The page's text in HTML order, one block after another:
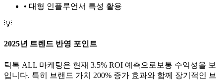
• 대형 인플루언서 특성 활용
💡
2025년 트렌드 반영 포인트
틱톡 ALL 마케팅은 현재 3.5% ROI 예측으로 보통 수익성을 보
입니다. 특히 브랜드 가치
200% 증가 효과와 함께 장기적인 브